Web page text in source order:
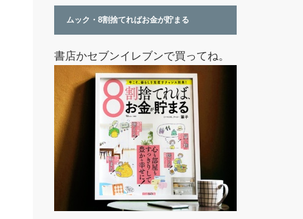
ムック・8割捨てればお金が貯まる
書店かセブンイレブンで買ってね。